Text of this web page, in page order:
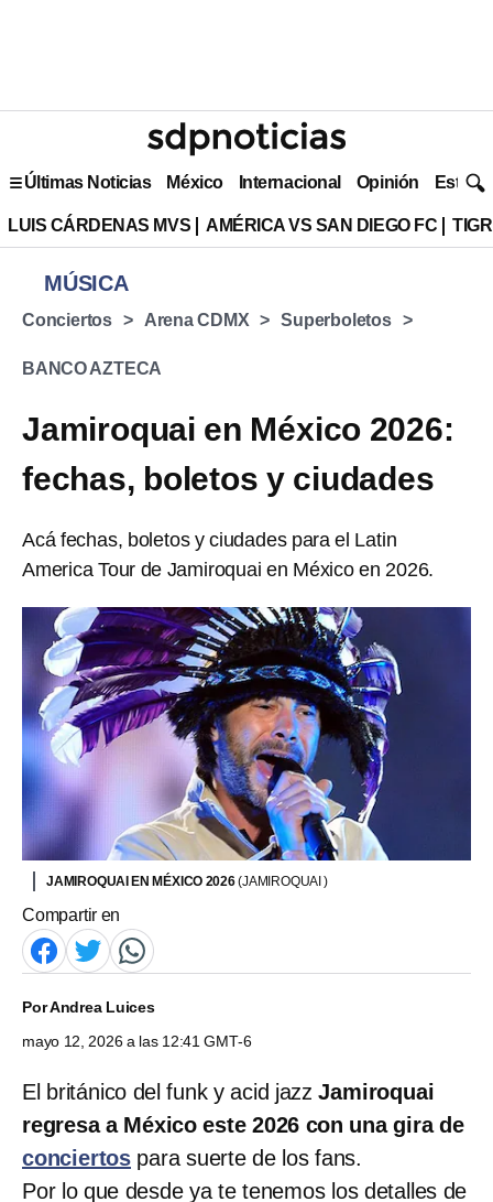
Últimas Noticias México Internacional Opinión Estilo
LUIS CÁRDENAS MVS AMÉRICA VS SAN DIEGO FC
MÚSICA
Conciertos Arena CDMX Superboletos
BANCO AZTECA
Jamiroquai en México 2026:
fechas, boletos y ciudades
Acá fechas, boletos y ciudades para el Latin
America Tour de Jamiroquai en México en 2026.
JAMIROQUAI EN MÉXICO 2026(JAMIROQUAI )
Compartir en
PorAndrea Luices
mayo 12, 2026 a las 12:41 GMT-6
El británico del funk y acid jazzJamiroquai
regresa a México este 2026 con una gira de
conciertos para suerte de los fans.
Por lo que desde ya te tenemos los detalles de